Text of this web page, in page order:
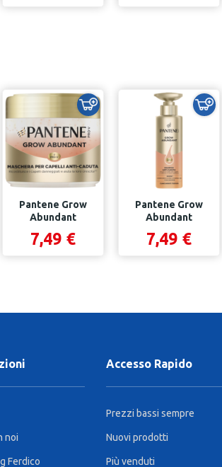
Pantene Grow
Abundant
7,49 €
Pantene Grow
Abundant
7,49 €
noi
Ferdico
Accesso Rapido
Prezzi bassi sempre
Nuovi prodotti
Più venduti